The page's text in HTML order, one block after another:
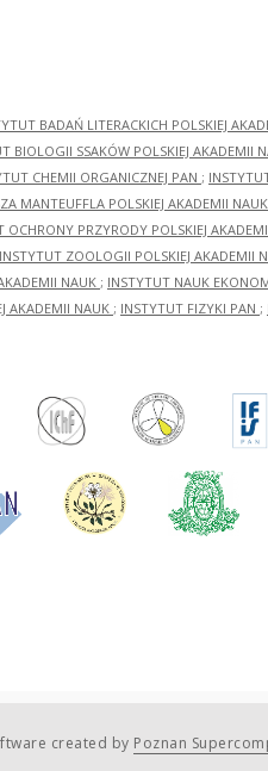
BADAŃ LITERACKICH POLSKIEJ
BIOLOGII SSAKÓW POLSKIEJ AKADEMII
CHEMII ORGANICZNEJ PAN ;
MANTEUFFLA POLSKIEJ AKADEMII NAUK
OCHRONY PRZYRODY POLSKIEJ
ZOOLOGII POLSKIEJ AKADEMII
NAUK ; INSTYTUT NAUK
AKADEMII NAUK ; INSTYTUT FIZYKI PAN ;
created by Poznan